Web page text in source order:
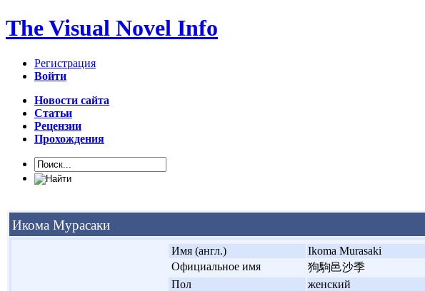
The Visual Novel Info
Регистрация
Войти
Новости сайта
Статьи
Рецензии
Прохождения
Икома Мурасаки
Имя (англ.)
Ikoma Murasaki
Официальное имя
狗駒邑沙季
Пол
женский